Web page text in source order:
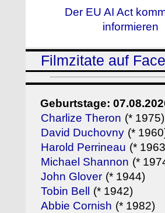
Der EU AI Act
informieren
Filmzitate auf
Geburtstage:
Charlize Theron (* 1975)
David Duchovny (*
Harold Perrineau (*
Michael Shannon (*
John Glover (* 1944)
Tobin Bell
(* 1942)
Abbie Cornish (* 1982)